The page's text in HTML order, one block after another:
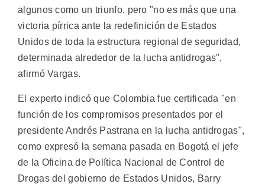
algunos como un triunfo, pero "no es más que una
victoria pírrica ante la redefinición de Estados
Unidos de toda la estructura regional de seguridad,
determinada alrededor de la lucha antidrogas",
afirmó Vargas.
El experto indicó que Colombia fue certificada "en
función de los compromisos presentados por el
presidente Andrés Pastrana en la lucha antidrogas",
como expresó la semana pasada en Bogotá el jefe
de la Oficina de Política Nacional de Control de
Drogas del gobierno de Estados Unidos, Barry